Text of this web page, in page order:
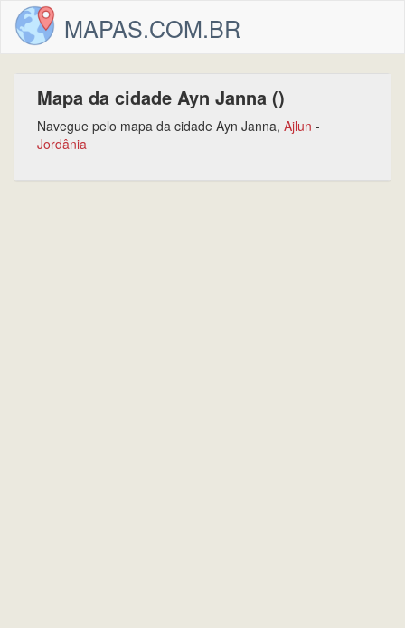
MAPAS.COM.BR
Mapa da cidade Ayn Janna ()
Navegue pelo mapa da cidade Ayn Janna, Ajlun -
Jordânia